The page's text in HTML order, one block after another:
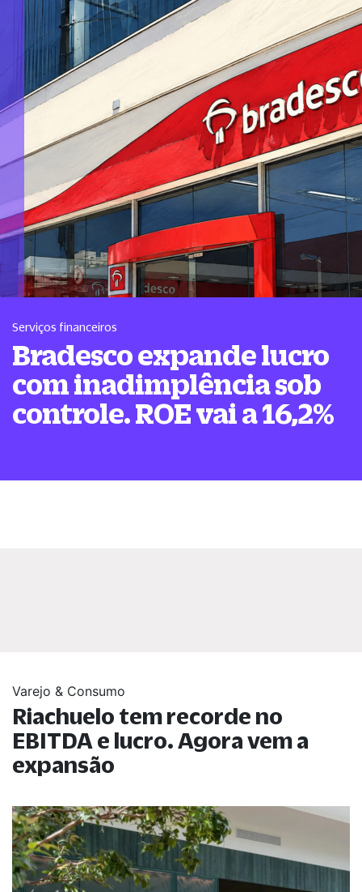
Serviços financeiros
Bradesco expande lucro
com inadimplência sob
controle. ROE vai a 16,2%
Varejo & Consumo
Riachuelo tem recorde no
EBITDA e lucro. Agora vem a
expansão